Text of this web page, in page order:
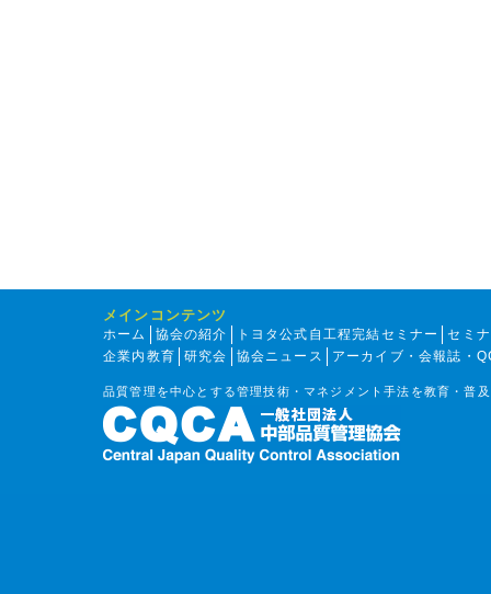
メインコンテンツ
ホーム 協会の紹介 トヨタ公式自工程完結セミナー
セミ
企業内教育
研究会 協会ニュース アーカイブ・会報誌・
品質管理を中心とする管理技術・マネジメント手法を教育・普